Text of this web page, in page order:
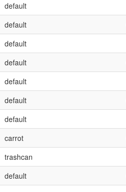
default
default
default
default
default
default
default
carrot
trashcan
default